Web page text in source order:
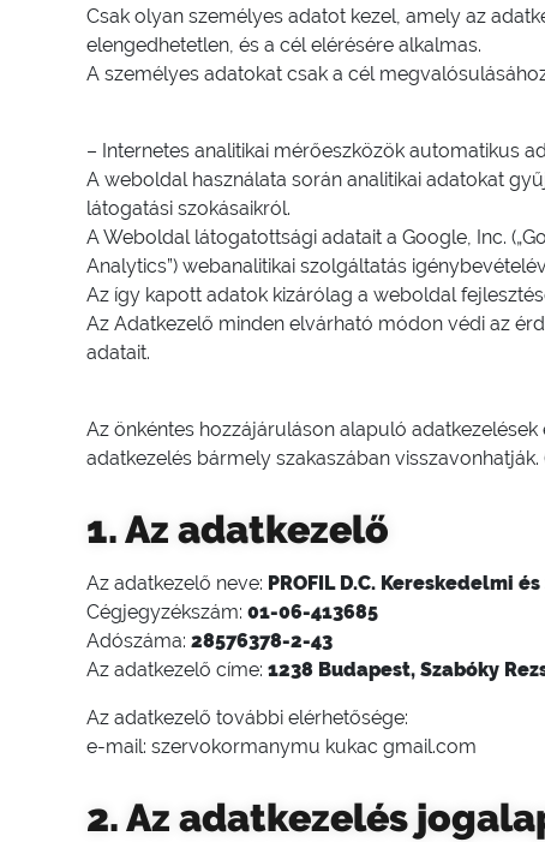
Csak olyan személyes adatot kezel, amely az
elengedhetetlen, és a cél elérésére alkalmas.
A személyes adatokat csak a cél
– Internetes analitikai mérőeszközök automatikus
A weboldal használata során analitikai adatokat
látogatási szokásaikról.
A Weboldal látogatottsági adatait a Google, Inc.
Analytics”) webanalitikai szolgáltatás
Az így kapott adatok kizárólag a weboldal
Az Adatkezelő minden elvárható módon védi az
adatait.
Az önkéntes hozzájáruláson alapuló
adatkezelés bármely szakaszában
1. Az adatkezelő
Az adatkezelő neve: PROFIL D.C. Kereskedelmi
Cégjegyzékszám: 01-06-413685
Adószáma: 28576378-2-43
Az adatkezelő címe: 1238 Budapest, Szabóky
Az adatkezelő további elérhetősége:
e-mail: szervokormanymu kukac gmail.com
2. Az adatkezelés